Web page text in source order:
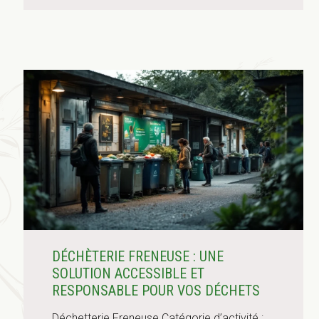
DÉCHÈTERIE FRENEUSE : UNE
SOLUTION ACCESSIBLE ET
RESPONSABLE POUR VOS DÉCHETS